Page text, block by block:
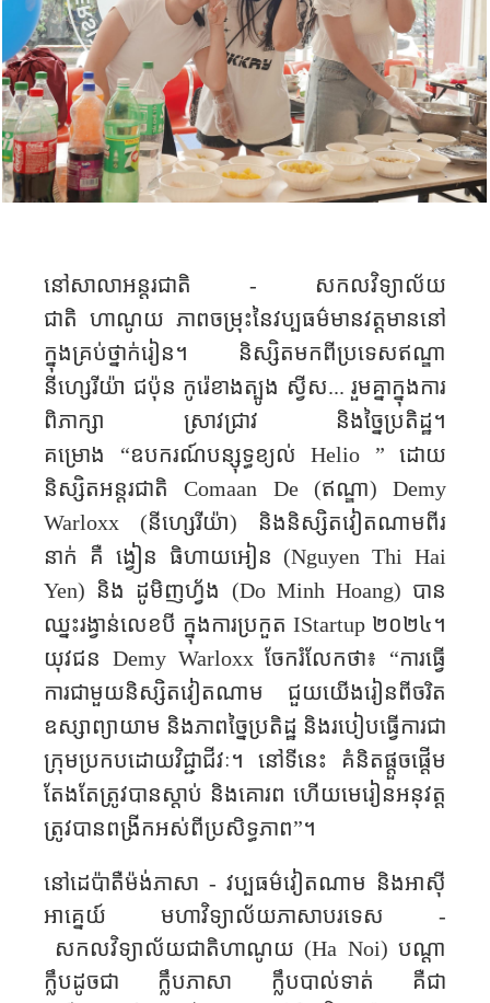
នៅសាលាអន្តរជាតិ - សកលវិទ្យាល័យ
ជាតិ ហាណូយ ភាពចម្រុះនៃវប្បធម៌មានវត្តមាននៅ
ក្នុងគ្រប់ថ្នាក់រៀន។ និស្សិតមកពីប្រទេសឥណ្ឌា
នីហ្សេរីយ៉ា ជប៉ុន កូរ៉េខាងត្បូង ស្វីស... រួមគ្នាក្នុងការ
ពិភាក្សា ស្រាវជ្រាវ និងច្នៃប្រតិដ្ឋ។
គម្រោង “ឧបករណ៍បន្សុទ្ធខ្យល់ Helio ” ដោយ
និស្សិតអន្តរជាតិComaan De (ឥណ្ឌា) Demy
Warloxx (នីហ្សេរីយ៉ា) និងនិស្សិតវៀតណាមពីរ
នាក់ គឺ ង្វៀន​ ធិហាយអៀន (Nguyen Thi Hai
Yen) និង ដូមិញហ្វ័ង (Do Minh Hoang) បាន
ឈ្នះរង្វាន់លេខបី ក្នុងការប្រកួត IStartup ២០២៤។
យុវជន Demy Warloxxចែករំលែក​ថា៖ “ការធ្វើ
ការជាមួយនិស្សិតវៀតណាម​ ជួយយើងរៀនពីចរិត
ឧស្សាព្យាយាម និងភាពច្នៃប្រតិដ្ឋ និងរបៀបធ្វើការជា
ក្រុមប្រកបដោយវិជ្ជាជីវៈ។ នៅទីនេះ ​គំនិតផ្តួចផ្តើម
តែងតែត្រូវបានស្តាប់ និងគោរព ហើយមេរៀនអនុវត្ត​
ត្រូវបានពង្រីកអស់ពីប្រសិទ្ធភាព”។
នៅដេប៉ាតឺម៉ង់ភាសា - វប្បធម៌វៀតណាម និងអាស៊ី
អាគ្នេយ៍ មហាវិទ្យាល័យភាសាបរទេស -
សកលវិទ្យាល័យជាតិហាណូយ (Ha Noi) បណ្តា
ក្លឹបដូចជា ក្លឹបភាសា ក្លឹបបាល់ទាត់ គឺជា